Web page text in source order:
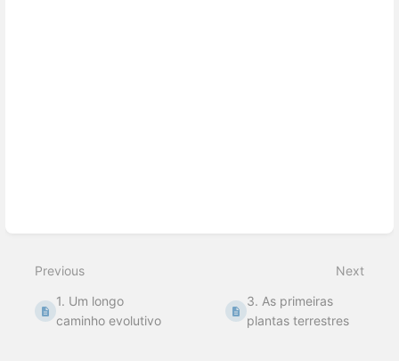
Previous
1. Um longo
caminho evolutivo
Next
3. As primeiras
plantas terrestres